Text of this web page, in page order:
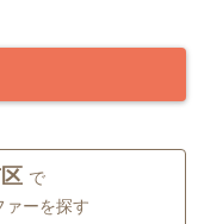
で
ァーを探す